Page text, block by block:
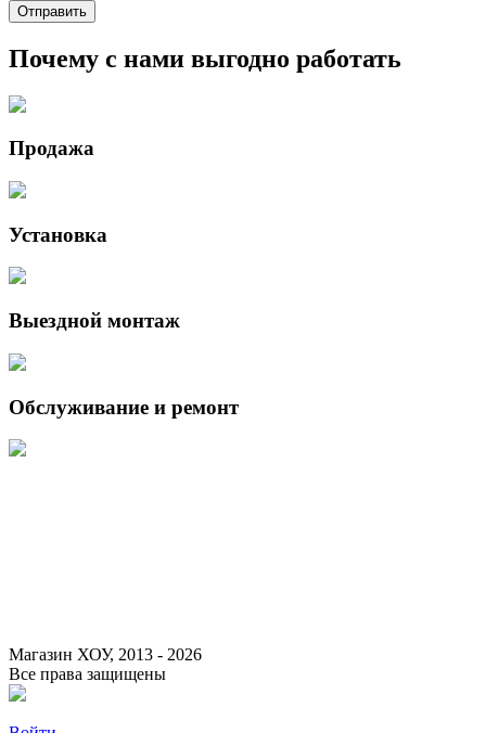
Почему с нами выгодно работать
Продажа
Установка
Выездной монтаж
Обслуживание и ремонт
Магазин ХОУ, 2013 - 2026
Все права защищены